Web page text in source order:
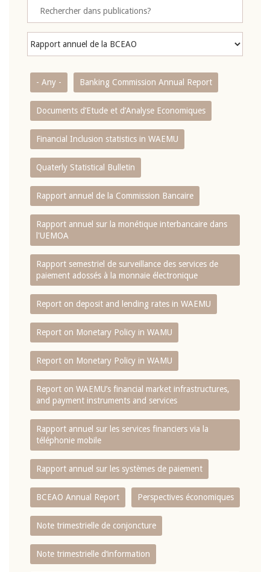
- Any - Banking Commission Annual Report
Documents d’Etude et d’Analyse Economiques
Financial Inclusion statistics in WAEMU
Quaterly Statistical Bulletin
Rapport annuel de la Commission Bancaire
Rapport annuel sur la monétique interbancaire dans
l'UEMOA
Rapport semestriel de surveillance des services de
paiement adossés à la monnaie électronique
Report on deposit and lending rates in WAEMU
Report on Monetary Policy in WAMU
Report on Monetary Policy in WAMU
Report on WAEMU’s financial market infrastructures,
and payment instruments and services
Rapport annuel sur les services financiers via la
téléphonie mobile
Rapport annuel sur les systèmes de paiement
BCEAO Annual Report Perspectives économiques
Note trimestrielle de conjoncture
Note trimestrielle d‘information